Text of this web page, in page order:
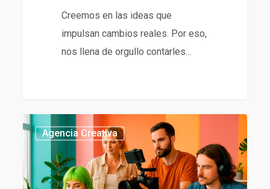
Creemos en las ideas que
impulsan cambios reales. Por eso,
nos llena de orgullo contarles…
Agencia
creativa
Chile
Agencia Creativa 437